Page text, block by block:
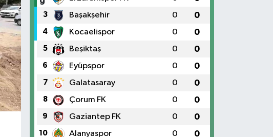
3 Başakşehir 0 0
4 Kocaelispor 0 0
5 Beşiktaş 0 0
6 Eyüpspor 0 0
7 Galatasaray 0 0
8 Çorum FK 0 0
9 Gaziantep FK 0 0
10 Alanyaspor 0 0